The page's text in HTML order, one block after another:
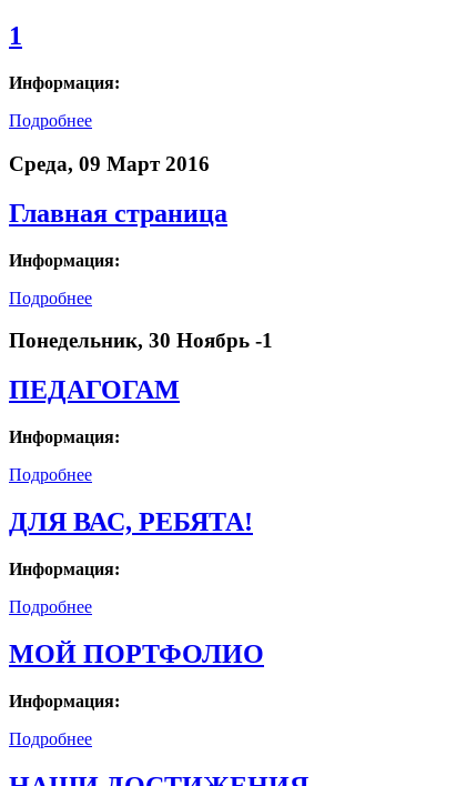
1
Информация:
Подробнее
Среда, 09 Март 2016
Главная страница
Информация:
Подробнее
Понедельник, 30 Ноябрь -1
ПЕДАГОГАМ
Информация:
Подробнее
ДЛЯ ВАС, РЕБЯТА!
Информация:
Подробнее
МОЙ ПОРТФОЛИО
Информация:
Подробнее